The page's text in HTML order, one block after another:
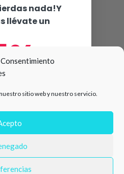
sitio web y nuestro servicio.
nada!Y
llévate un
🛍️